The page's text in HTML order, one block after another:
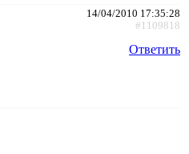
14/04/2010 17:35:28
#1109818
Ответить